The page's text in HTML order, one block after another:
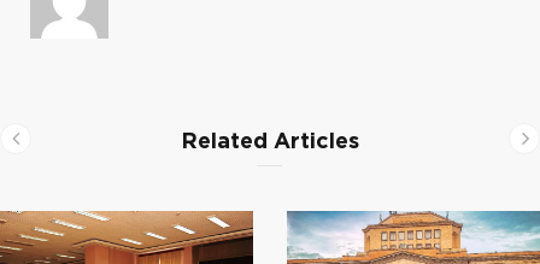
Related Articles